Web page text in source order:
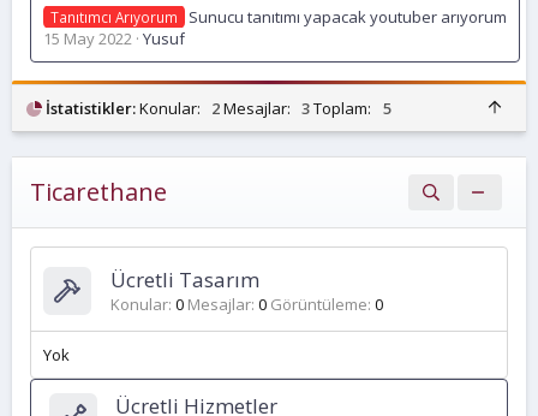
Tanıtımcı Arıyorum
Sunucu tanıtımı yapacak youtuber arıyorum
15 May 2022 Yusuf
İstatistikler:Konular: 2Mesajlar: 3Toplam: 5
Ticarethane
Ücretli Tasarım
Konular 0 Mesajlar 0 Görüntüleme 0
Yok
Ücretli Hizmetler